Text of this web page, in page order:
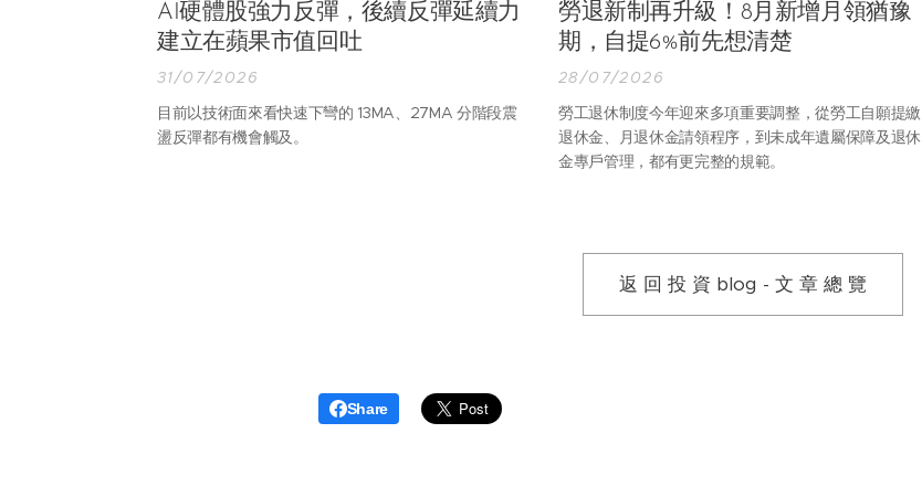
AI硬體股強力反彈，後續反彈延續力
建立在蘋果市值回吐
31/07/2026
目前以技術面來看快速下彎的 13MA、27MA 分階段震
盪反彈都有機會觸及。
勞退新制再升級！8月新增月領猶豫
期，自提6%前先想清楚
28/07/2026
勞工退休制度今年迎來多項重要調整，從勞工自願提繳
退休金、月退休金請領程序，到未成年遺屬保障及退休
金專戶管理，都有更完整的規範。
返 回 投 資 blog - 文 章 總 覽
Share